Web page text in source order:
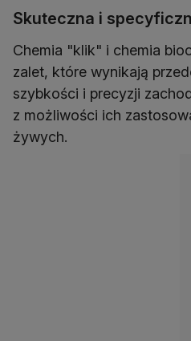
Skuteczna i
Chemia "klik" i chemia
zalet, które wynikają
szybkości i precyzji
z możliwości ich
żywych.